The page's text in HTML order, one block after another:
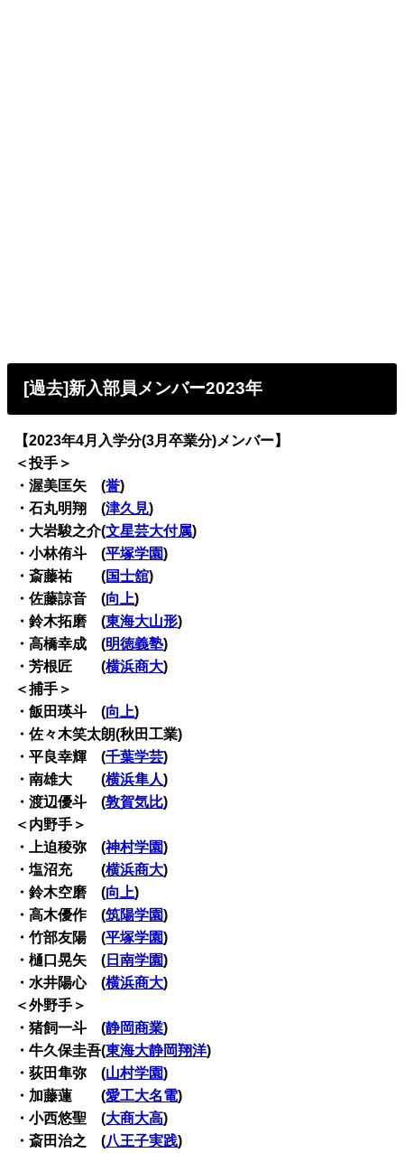
[過去]新入部員メンバー2023年
【2023年4月入学分(3月卒業分)メンバー】
＜投手＞
・渥美匡矢 (誉)
・石丸明翔 (津久見)
・大岩駿之介(文星芸大付属)
・小林侑斗 (平塚学園)
・斎藤祐 (国士舘)
・佐藤諒音 (向上)
・鈴木拓磨 (東海大山形)
・高橋幸成 (明徳義塾)
・芳根匠 (横浜商大)
＜捕手＞
・飯田瑛斗 (向上)
・佐々木笑太朗(秋田工業)
・平良幸輝 (千葉学芸)
・南雄大 (横浜隼人)
・渡辺優斗 (敦賀気比)
＜内野手＞
・上迫稜弥 (神村学園)
・塩沼充 (横浜商大)
・鈴木空磨 (向上)
・高木優作 (筑陽学園)
・竹部友陽 (平塚学園)
・樋口晃矢 ( 日南学園)
・水井陽心 (横浜商大)
＜外野手＞
・猪飼一斗 (静岡商業)
・牛久保圭吾(東海大静岡翔洋)
・荻田隼弥 (山村学園)
・加藤蓮 (愛工大名電)
・小西悠聖 (大商大高)
・斎田治之 (八王子実践)